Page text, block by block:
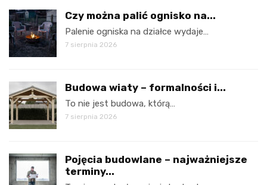
Czy można palić ognisko na...
Palenie ogniska na działce wydaje…
7 sierpnia 2026
Budowa wiaty – formalności i...
To nie jest budowa, którą…
7 sierpnia 2026
Pojęcia budowlane – najważniejsze
terminy...